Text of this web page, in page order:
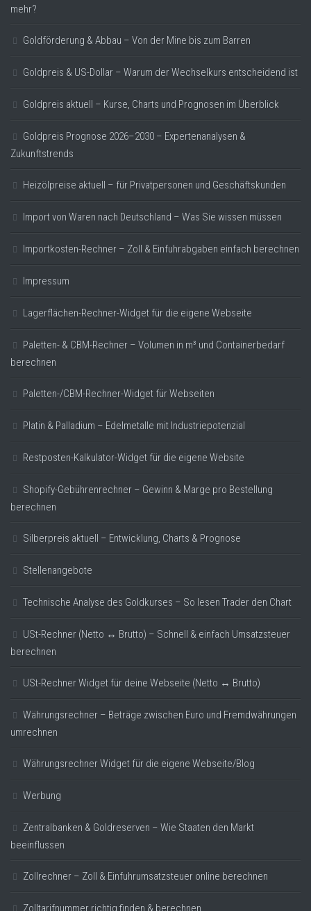
mehr?
Goldförderung & Abbau – Von der Mine bis zum Barren
Goldpreis & US-Dollar – Warum der Wechselkurs entscheidend ist
Goldpreis aktuell – Kurse, Charts und Prognosen im Überblick
Goldpreis Prognose 2026–2030 – Expertenanalysen &
Zukunftstrends
Heizölpreise aktuell – für Privatpersonen und Geschäftskunden
Import von Waren nach Deutschland – Was Sie wissen müssen
Importkosten-Rechner – Zoll & Einfuhrabgaben einfach berechnen
Impressum
Lagerflächen-Rechner-Widget für die eigene Webseite
Paletten- & CBM-Rechner – Volumen in m³ und Containerbedarf
berechnen
Paletten-/CBM-Rechner-Widget für Webseiten
Platin & Palladium – Edelmetalle mit Industriepotenzial
Restposten-Kalkulator-Widget für die eigene Website
Shopify-Gebührenrechner – Gewinn & Marge pro Bestellung
berechnen
Silberpreis aktuell – Entwicklung, Charts & Prognose
Stellenangebote
Technische Analyse des Goldkurses – So lesen Trader den Chart
USt-Rechner (Netto ↔ Brutto) – Schnell & einfach Umsatzsteuer
berechnen
USt-Rechner Widget für deine Webseite (Netto ↔ Brutto)
Währungsrechner – Beträge zwischen Euro und Fremdwährungen
umrechnen
Währungsrechner Widget für die eigene Webseite/Blog
Werbung
Zentralbanken & Goldreserven – Wie Staaten den Markt
beeinflussen
Zollrechner – Zoll & Einfuhrumsatzsteuer online berechnen
Zolltarifnummer richtig finden & berechnen